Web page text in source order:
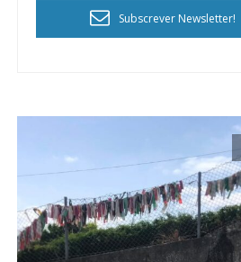
Subscrever Newsletter!